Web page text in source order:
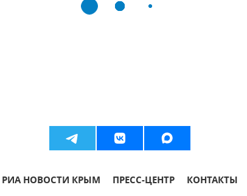
РИА НОВОСТИ КРЫМ ПРЕСС-ЦЕНТР КОНТАКТЫ